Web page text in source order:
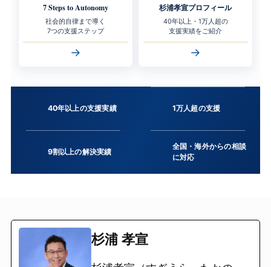
7 Steps to Autonomy
社会的自律まで導く
7つの支援ステップ
→
杉浦孝宣プロフィール
40年以上・1万人超の
支援実績をご紹介
→
40年以上の支援実績 1万人超の支援
9割以上の解決実績
全国・海外からの相談
に対応
杉浦 孝宣